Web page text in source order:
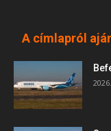
A címlapról